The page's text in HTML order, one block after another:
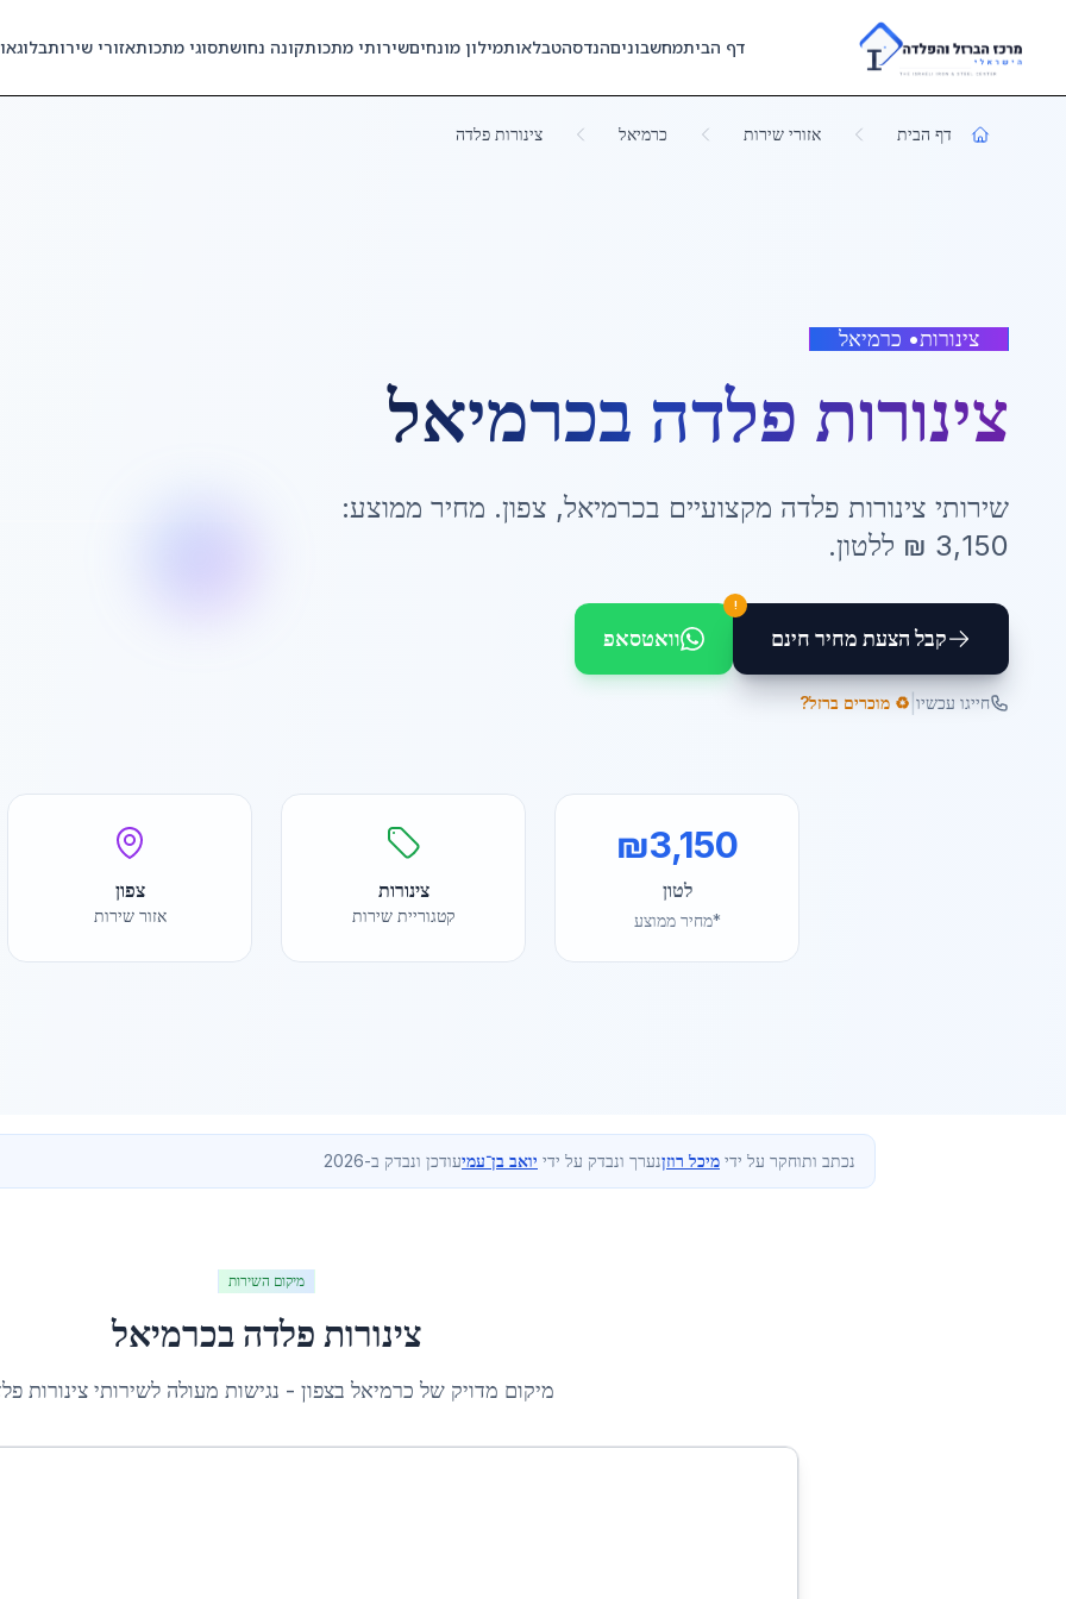
Skip to main content
דף הביתמחשבוניםהנדסהטבלאותמילון מונחיםשירותי מתכותקונה נחושתסוגי מתכותאזורי שירותבלוג
דף הבית אזורי שירות כרמיאל צינורות פלדה
צינורות• כרמיאל
צינורות פלדה בכרמיאל
שירותי צינורות פלדה מקצועיים בכרמיאל, צפון. מחיר ממוצע:
3,150 ₪ ללטון.
קבל הצעת מחיר חינם
!
וואטסאפ
חייגו עכשיו ♻️ מוכרים ברזל?
₪3,150
לטון
*מחיר ממוצע
צינורות
קטגוריית שירות
צפון
אזור שירות
נכתב ותוחקר על ידי מיכל רוזןנערך ונבדק על ידי יואב בן־עמיעודכן ונבדק ב-2026
מיקום השירות
צינורות פלדה בכרמיאל
מיקום מדויק של כרמיאל בצפון - נגישות מעולה לשירותיצינורות